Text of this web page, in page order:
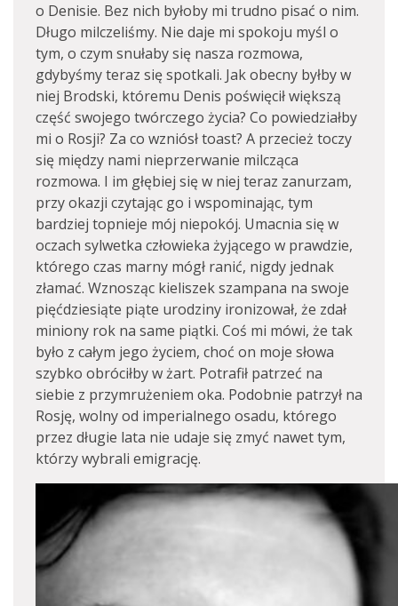
o Denisie. Bez nich byłoby mi trudno pisać o nim.
Długo milczeliśmy. Nie daje mi spokoju myśl o
tym, o czym snułaby się nasza rozmowa,
gdybyśmy teraz się spotkali. Jak obecny byłby w
niej Brodski, któremu Denis poświęcił większą
część swojego twórczego życia? Co powiedziałby
mi o Rosji? Za co wzniósł toast? A przecież toczy
się między nami nieprzerwanie milcząca
rozmowa. I im głębiej się w niej teraz zanurzam,
przy okazji czytając go i wspominając, tym
bardziej topnieje mój niepokój. Umacnia się w
oczach sylwetka człowieka żyjącego w prawdzie,
którego czas marny mógł ranić, nigdy jednak
złamać. Wznosząc kieliszek szampana na swoje
pięćdziesiąte piąte urodziny ironizował, że zdał
miniony rok na same piątki. Coś mi mówi, że tak
było z całym jego życiem, choć on moje słowa
szybko obróciłby w żart. Potrafił patrzeć na
siebie z przymrużeniem oka. Podobnie patrzył na
Rosję, wolny od imperialnego osadu, którego
przez długie lata nie udaje się zmyć nawet tym,
którzy wybrali emigrację.